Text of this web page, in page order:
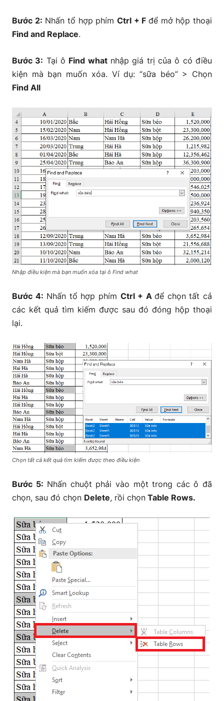
Bước 2: Nhấn tổ hợp phímCtrl + Fđể mở hộp thoại
Find and Replace.
Bước 3: Tại ô Find whatnhập giá trị của ô có điều
kiện mà bạn muốn xóa. Ví dụ: “sữa béo” > Chọn
Find All
Nhập điều kiện mà bạn muốn xóa tại ô Find what
Bước 4: Nhấn tổ hợp phím Ctrl + Ađể chọn tất cả
các kết quả tìm kiếm được sau đó đóng hộp thoại
lại.
Chọn tất cả kết quả tìm kiếm được theo điều kiện
Bước 5: Nhấn chuột phải vào một trong các ô đã
chọn, sau đó chọn Delete, rồi chọn Table Rows.